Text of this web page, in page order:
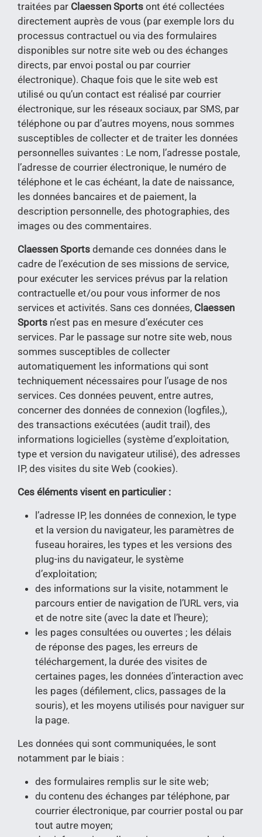
traitées par Claessen Sports ont été collectées
directement auprès de vous (par exemple lors du
processus contractuel ou via des formulaires
disponibles sur notre site web ou des échanges
directs, par envoi postal ou par courrier
électronique). Chaque fois que le site web est
utilisé ou qu’un contact est réalisé par courrier
électronique, sur les réseaux sociaux, par SMS, par
téléphone ou par d’autres moyens, nous sommes
susceptibles de collecter et de traiter les données
personnelles suivantes : Le nom, l’adresse postale,
l’adresse de courrier électronique, le numéro de
téléphone et le cas échéant, la date de naissance,
les données bancaires et de paiement, la
description personnelle, des photographies, des
images ou des commentaires.
Claessen Sports demande ces données dans le
cadre de l’exécution de ses missions de service,
pour exécuter les services prévus par la relation
contractuelle et/ou pour vous informer de nos
services et activités. Sans ces données, Claessen
Sports n’est pas en mesure d’exécuter ces
services. Par le passage sur notre site web, nous
sommes susceptibles de collecter
automatiquement les informations qui sont
techniquement nécessaires pour l’usage de nos
services. Ces données peuvent, entre autres,
concerner des données de connexion (logfiles,),
des transactions exécutées (audit trail), des
informations logicielles (système d’exploitation,
type et version du navigateur utilisé), des adresses
IP, des visites du site Web (cookies).
Ces éléments visent en particulier :
l’adresse IP, les données de connexion, le type
et la version du navigateur, les paramètres de
fuseau horaires, les types et les versions des
plug-ins du navigateur, le système
d’exploitation;
des informations sur la visite, notamment le
parcours entier de navigation de l’URL vers, via
et de notre site (avec la date et l’heure);
les pages consultées ou ouvertes ; les délais
de réponse des pages, les erreurs de
téléchargement, la durée des visites de
certaines pages, les données d’interaction avec
les pages (défilement, clics, passages de la
souris), et les moyens utilisés pour naviguer sur
la page.
Les données qui sont communiquées, le sont
notamment par le biais :
des formulaires remplis sur le site web;
du contenu des échanges par téléphone, par
courrier électronique, par courrier postal ou par
tout autre moyen;